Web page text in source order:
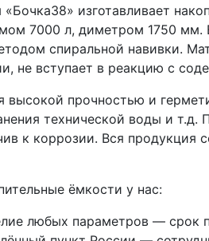
изготавливает
7000 л, диметром 1750 мм.
спиральной навивки.
не вступает в реакцию с
высокой прочностью и
технической воды и т.д.
к коррозии. Вся продукция
ёмкости у нас:
любых параметров — срок